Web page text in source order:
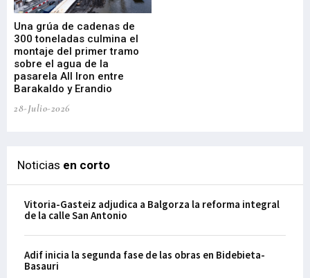
Una grúa de cadenas de
300 toneladas culmina el
montaje del primer tramo
sobre el agua de la
pasarela All Iron entre
Barakaldo y Erandio
28-Julio-2026
Noticias en corto
Vitoria-Gasteiz adjudica a Balgorza la reforma integral
de la calle San Antonio
Adif inicia la segunda fase de las obras en Bidebieta-
Basauri